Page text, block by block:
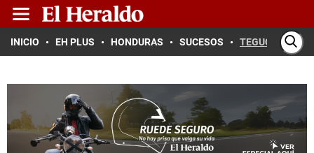
INICIO EH PLUS HONDURAS SUCESOS TEGUCIGALPA